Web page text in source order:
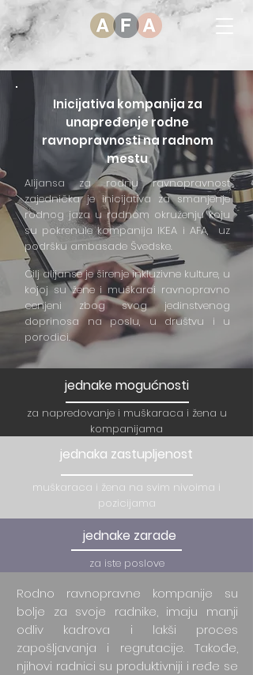
Inicijativa kompanija za
unapređenje rodne
ravnopravnosti na radnom
mestu
Alijansa za rodnu ravnopravnost
zajednička je inicijativa za smanjenje
rodnog jaza u radnom okruženju koju
su pokrenule kompanija IKEA i AFA, uz
podršku ambasade Švedske.
Cilj alijanse je širenje inkluzivne kulture, u
kojoj su žene i muškarci ravnopravno
cenjeni zbog svog jedinstvenog
doprinosa na poslu, u društvu i u
porodici.
jednake mogućnosti
za napredovanje i muškaraca i žena u
kompanijama
jednaka zastupljenost
muškaraca i žena na svim nivoima i
pozicijama
jednake zarade
za iste poslove
Rodno ravnopravne kompanije su
bolje za svoje radnike, imaju manji
odliv kadrova i lakši proces
zapošljavanja i regrutacije. Takođe,
njihovi radnici su produktivniji i ređe se